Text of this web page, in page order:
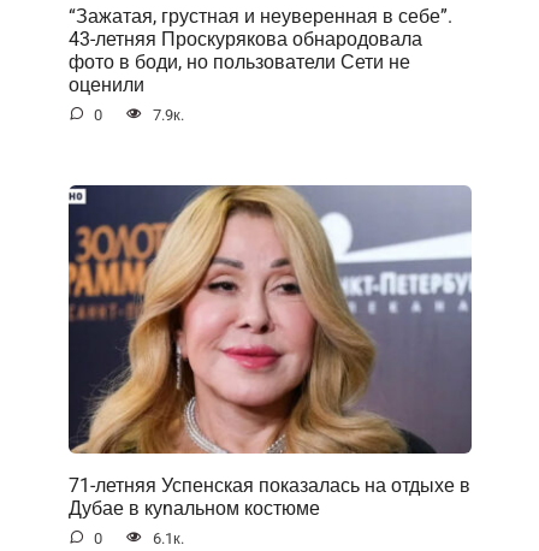
“Зажатая, грустная и неуверенная в себе”.
43-летняя Проскурякова обнародовала
фото в боди, но пользователи Сети не
оценили
0 7.9к.
71-летняя Успенская показалась на отдыхе в
Дубае в куnальном костюме
0 6.1к.